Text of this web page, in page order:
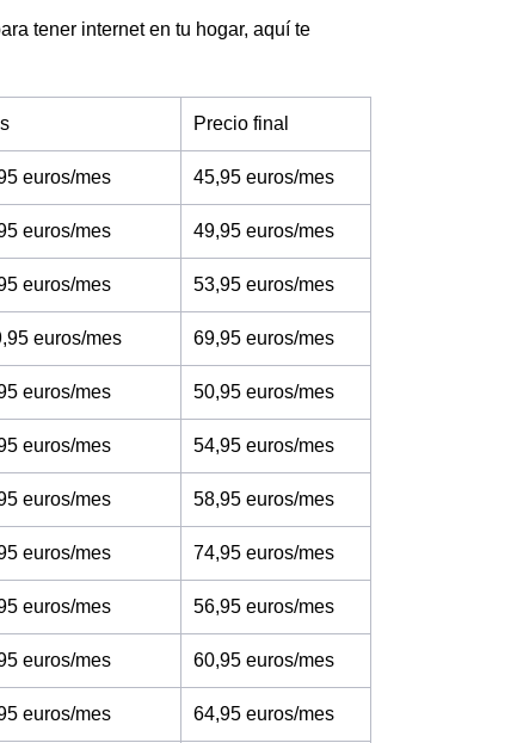
tener internet en tu hogar, aquí te
Precio final
euros/mes 45,95 euros/mes
euros/mes 49,95 euros/mes
euros/mes 53,95 euros/mes
euros/mes 69,95 euros/mes
euros/mes 50,95 euros/mes
euros/mes 54,95 euros/mes
euros/mes 58,95 euros/mes
euros/mes 74,95 euros/mes
euros/mes 56,95 euros/mes
euros/mes 60,95 euros/mes
euros/mes 64,95 euros/mes